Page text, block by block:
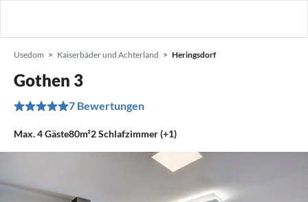
Usedom Kaiserbäder und Achterland Heringsdorf
Gothen 3
7 Bewertungen
Max.4Gäste80m²2Schlafzimmer (+1)